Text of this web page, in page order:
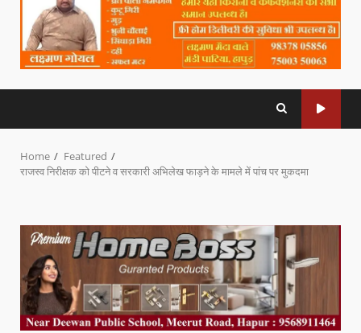
Home
Featured
राजस्व निरीक्षक को पीटने व सरकारी अभिलेख फाड़ने के मामले में पांच पर मुकदमा